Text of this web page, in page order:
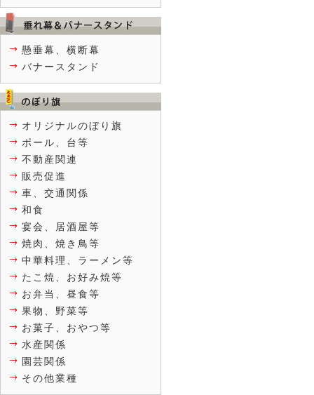
懸垂幕、横断幕
バナースタンド
オリジナルのぼり旗
ポール、台等
不動産関連
販売促進
車、交通関係
和食
宴会、居酒屋等
焼肉、焼き鳥等
中華料理、ラーメン等
たこ焼、お好み焼等
お弁当、昼食等
果物、野菜等
お菓子、おやつ等
水産関係
園芸関係
その他業種